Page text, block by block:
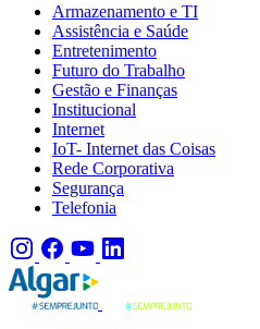
Armazenamento e TI
Assistência e Saúde
Entretenimento
Futuro do Trabalho
Gestão e Finanças
Institucional
Internet
IoT- Internet das Coisas
Rede Corporativa
Segurança
Telefonia